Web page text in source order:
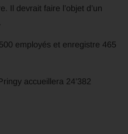
Il devrait faire l’objet d’un
employés et enregistre 465
accueillera 24’382